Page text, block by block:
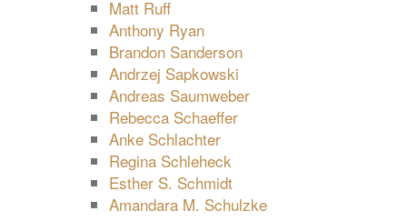
Matt Ruff
Anthony Ryan
Brandon Sanderson
Andrzej Sapkowski
Andreas Saumweber
Rebecca Schaeffer
Anke Schlachter
Regina Schleheck
Esther S. Schmidt
Amandara M. Schulzke